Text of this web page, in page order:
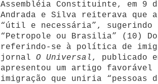
Assembléia Constituinte, em 9
Andrada e Silva reiterava que
“útil e necessária”, sugerindo
“Petropole ou Brasilia” (10)
referindo-se à política de
jornal O Universal , publicado
apresentou um artigo
imigração que uniria “pessoas